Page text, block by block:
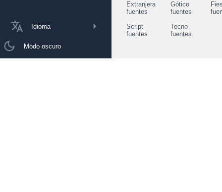
Idioma
Modo oscuro
Extranjera
fuentes
Gótico
fuentes
Script
fuentes
Tecno
fuentes